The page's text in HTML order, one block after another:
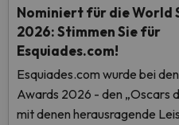
Nominiert für die World
2026: Stimmen Sie für
Esquiades.com!
Esquiades.com wurde bei
Awards 2026 - den „Oscars
mit denen herausragende